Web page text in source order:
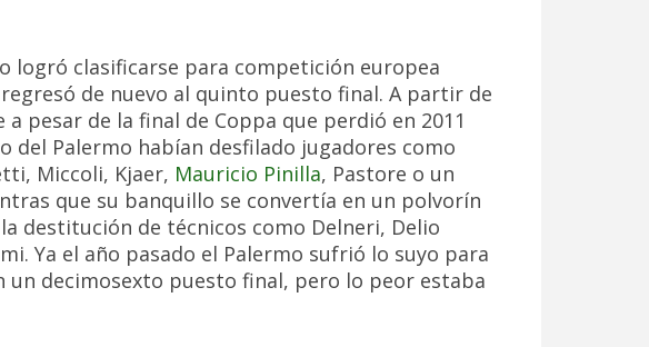
logró clasificarse para competición europea
de nuevo al quinto puesto final. A partir de
pesar de la final de Coppa que perdió en 2011
del Palermo habían desfilado jugadores como
Miccoli, Kjaer, Mauricio Pinilla, Pastore o un
que su banquillo se convertía en un polvorín
destitución de técnicos como Delneri, Delio
Ya el año pasado el Palermo sufrió lo suyo para
un decimosexto puesto final, pero lo peor estaba